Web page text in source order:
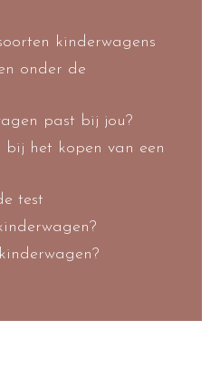
kinderwagens
onder de
past bij jou?
het kopen van een
test